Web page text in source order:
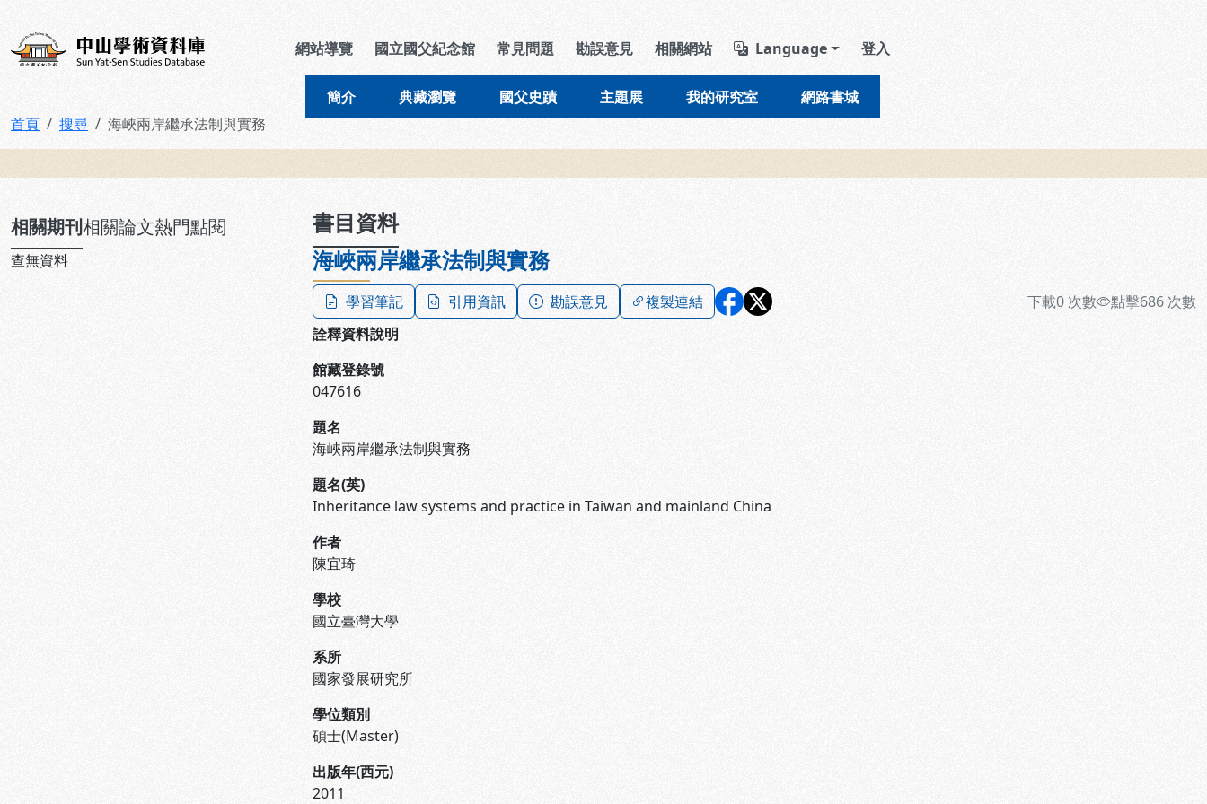
中山學術資料庫 導覽列區塊
網站導覽 國立國父紀念館 常見問題 勘誤意見 相關網站 Language 登入
簡介 典藏瀏覽 國父史蹟 主題展 我的研究室 網路書城
首頁 搜尋 海峽兩岸繼承法制與實務
相關期刊相關論文熱門點閱
查無資料
書目資料
海峽兩岸繼承法制與實務
學習筆記 引用資訊 勘誤意見 複製連結 下載0 次數 點擊686 次數
詮釋資料說明
館藏登錄號
047616
題名
海峽兩岸繼承法制與實務
題名(英)
Inheritance law systems and practice in Taiwan and mainland China
作者
陳宜琦
學校
國立臺灣大學
系所
國家發展研究所
學位類別
碩士(Master)
出版年(西元)
2011